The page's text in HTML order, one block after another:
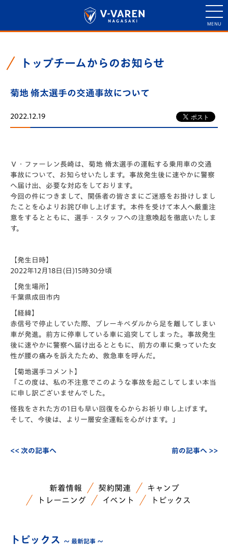
トップチームからのお知らせ
菊地 脩太選手の交通事故について
2022.12.19
Ｖ・ファーレン長崎は、菊地 脩太選手の運転する乗用車の交通
事故について、お知らせいたします。事故発生後に速やかに警察
へ届け出、必要な対応をしております。
今回の件につきまして、関係者の皆さまにご迷惑をお掛けしまし
たことを心よりお詫び申し上げます。本件を受けて本人へ厳重注
意をするとともに、選手・スタッフへの注意喚起を徹底いたしま
す。
【発生日時】
2022年12月18日(日)15時30分頃
【発生場所】
千葉県成田市内
【経緯】
赤信号で停止していた際、ブレーキペダルから足を離してしまい
車が発進。前方に停車している車に追突してしまった。事故発生
後に速やかに警察へ届け出るとともに、前方の車に乗っていた女
性が腰の痛みを訴えたため、救急車を呼んだ。
【菊地選手コメント】
「この度は、私の不注意でこのような事故を起こしてしまい本当
に申し訳ございませんでした。
怪我をされた方の1日も早い回復を心からお祈り申し上げます。
そして、今後は、より一層安全運転を心がけます。」
<< 次の記事へ 前の記事へ >>
新着情報 契約関連
キャンプ
トレーニング
イベント トピックス
トピックス ～ 最新記事 ～